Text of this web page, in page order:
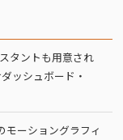
タントも用意され
ッシュボード・
モーショングラフィ